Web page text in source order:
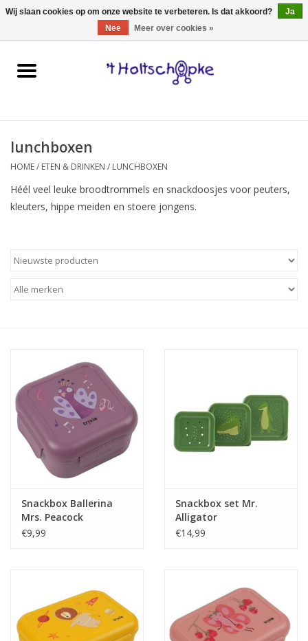
0 Artikelen - €0,00
Home
spellen
onderweg
hebbedingen
knuffels
boeken
SALE
Merken
lunchboxen
HOME/ ETEN & DRINKEN / LUNCHBOXEN
Héél veel leuke broodtrommels en snackdoosjes voor peuters,
kleuters, hippe meiden en stoere jongens.
Snackbox Ballerina
Mrs. Peacock
€9,99
Snackbox set Mr.
Alligator
€14,99
Wij slaan cookies op om onze website te verbeteren. Is dat akkoord?
Ja
Nee
Meer over cookies »